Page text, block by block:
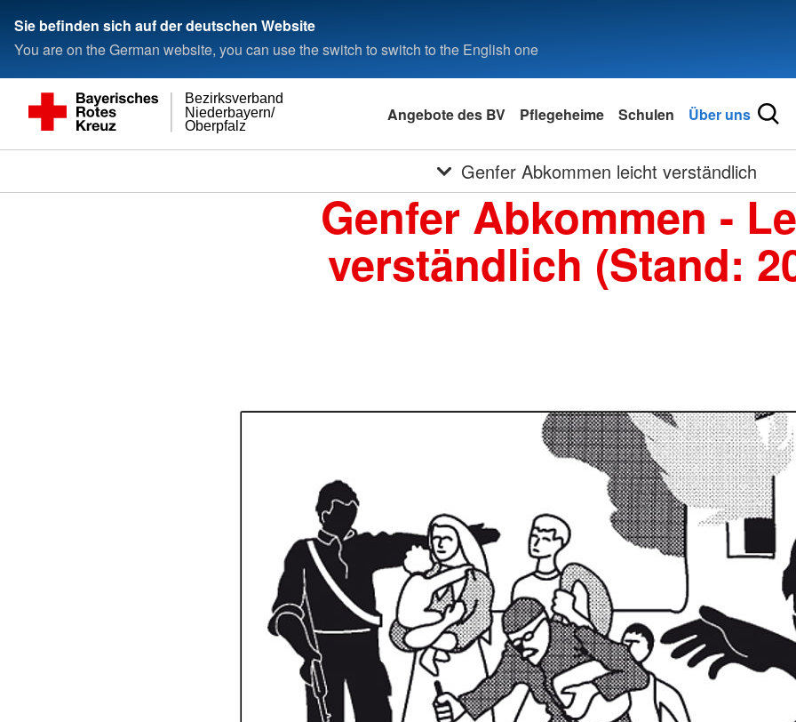
Sie befinden sich auf der deutschen Website
You are on the German website, you can use the switch to switch to the English one
Oberpfalz
Niederbayern/
Bezirksverband
Angebote des BV Pflegeheime Schulen Über uns
Genfer Abkommen leicht verständlich
Genfer Abkommen -
verständlich (Stand: